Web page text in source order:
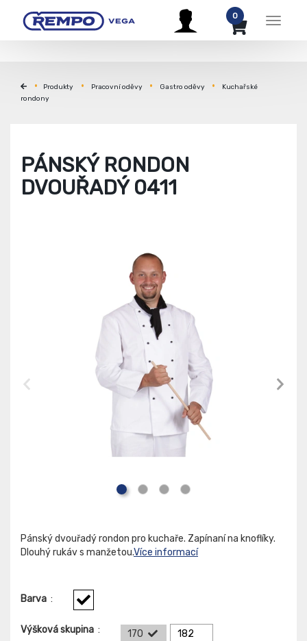
Menu
0
Produkty Pracovní oděvy Gastro oděvy
Kuchařské
rondony
PÁNSKÝ RONDON
DVOUŘADÝ 0411
Pánský dvouřadý rondon pro kuchaře. Zapínaní na knoflíky.
Dlouhý rukáv s manžetou.Více informací
Barva :
Výšková skupina : 170 182